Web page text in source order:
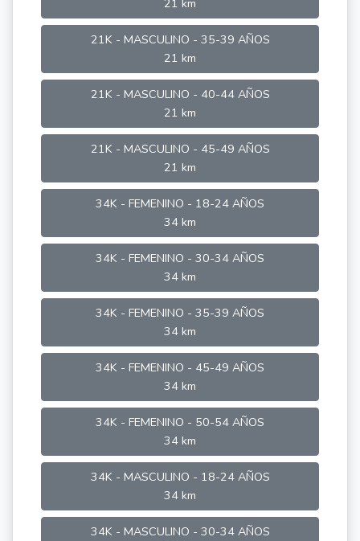
21 km
21K - MASCULINO - 35-39 AÑOS
21 km
21K - MASCULINO - 40-44 AÑOS
21 km
21K - MASCULINO - 45-49 AÑOS
21 km
34K - FEMENINO - 18-24 AÑOS
34 km
34K - FEMENINO - 30-34 AÑOS
34 km
34K - FEMENINO - 35-39 AÑOS
34 km
34K - FEMENINO - 45-49 AÑOS
34 km
34K - FEMENINO - 50-54 AÑOS
34 km
34K - MASCULINO - 18-24 AÑOS
34 km
34K - MASCULINO - 30-34 AÑOS